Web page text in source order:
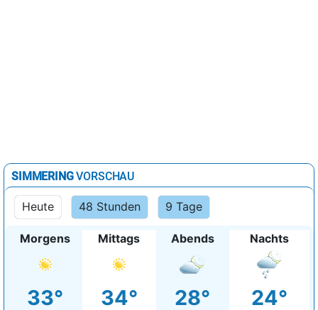
SIMMERINGVORSCHAU
Heute 48 Stunden 9 Tage
Morgens
33°
Mittags
34°
Abends
28°
Nachts
24°